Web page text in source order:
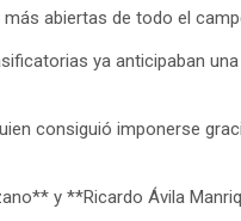
abiertas de todo el
ya anticipaban
consiguió imponerse
y **Ricardo Ávila